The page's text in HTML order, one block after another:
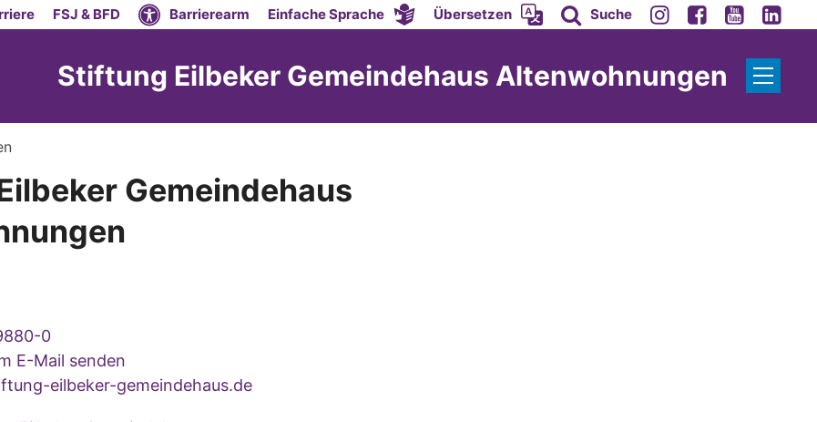
FSJ & BFD Barrierearm Einfache Sprache Übersetzen Suche
Stiftung Eilbeker Gemeindehaus Altenwohnungen
Gemeindehaus
0
E-Mail senden
eilbeker-gemeindehaus.de